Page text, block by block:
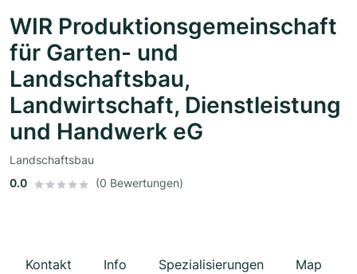
WIR Produktionsgemeinschaft
für Garten- und
Landschaftsbau,
Landwirtschaft, Dienstleistung
und Handwerk eG
Landschaftsbau
0.0
(0 Bewertungen)
Kontakt Info Spezialisierungen Map